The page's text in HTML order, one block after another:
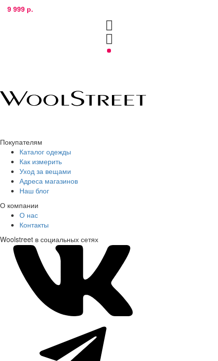
9 999 р.
Покупателям
Каталог одежды
Как измерить
Уход за вещами
Адреса магазинов
Наш блог
О компании
О нас
Контакты
Woolstreet в социальных сетях